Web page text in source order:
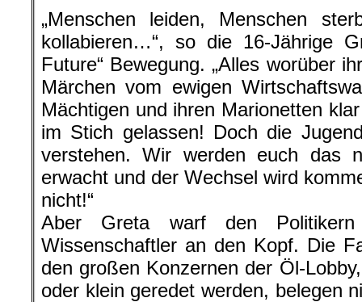
„Menschen leiden, Menschen
kollabieren…“, so die 16-Jährige
Future“ Bewegung. „Alles worüber
Märchen vom ewigen
Mächtigen und ihren Marionetten
im Stich gelassen! Doch die
verstehen. Wir werden euch das
erwacht und der Wechsel wird
nicht!“
Aber Greta warf den
Wissenschaftler an den Kopf. Die
den großen Konzernen der Öl-
oder klein geredet werden, belegen